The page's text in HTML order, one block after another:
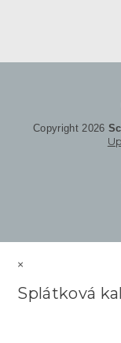
Copyright 2026
×
Splátková